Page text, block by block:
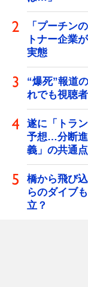
「プーチン
トナー企業
実態
“爆死”報道
れでも視聴
遂に「トラ
予想…分断進
義」の共通
橋から飛び
らのダイブ
立？